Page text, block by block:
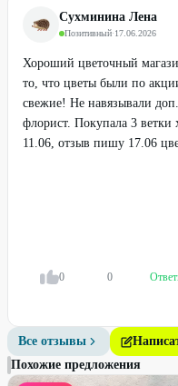
25%
Сухминина Лена
Позитивный·17.06.2026
Хороший цветочный
то, что цветы были по
свежие! Не навязывали
флорист. Покупала 3 ветки
11.06, отзыв пишу 17.06
0 0
Все отзывы
Похожие предложения